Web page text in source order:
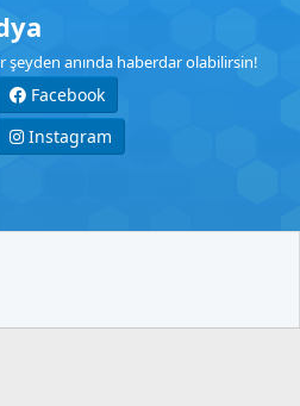
şeyden anında haberdar olabilirsin!
Facebook
Instagram